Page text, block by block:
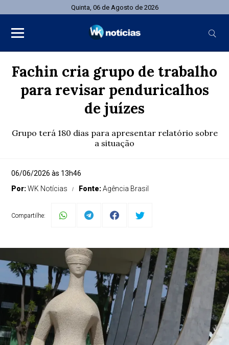
Quinta, 06 de Agosto de 2026
Fachin cria grupo de trabalho
para revisar penduricalhos
de juízes
Grupo terá 180 dias para apresentar relatório sobre
a situação
06/06/2026 às 13h46
Por:WK Notícias Fonte:Agência Brasil
Compartilhe: